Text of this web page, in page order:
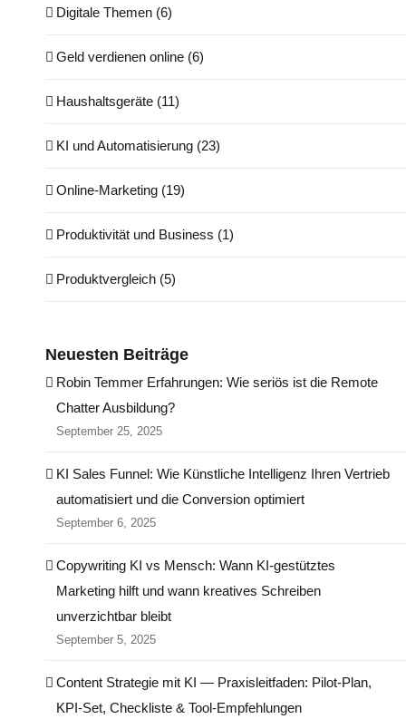
Digitale Themen (6)
Geld verdienen online (6)
Haushaltsgeräte (11)
KI und Automatisierung (23)
Online-Marketing (19)
Produktivität und Business (1)
Produktvergleich (5)
Neuesten Beiträge
Robin Temmer Erfahrungen: Wie seriös ist die Remote
Chatter Ausbildung?
September 25, 2025
KI Sales Funnel: Wie Künstliche Intelligenz Ihren Vertrieb
automatisiert und die Conversion optimiert
September 6, 2025
Copywriting KI vs Mensch: Wann KI-gestütztes
Marketing hilft und wann kreatives Schreiben
unverzichtbar bleibt
September 5, 2025
Content Strategie mit KI — Praxisleitfaden: Pilot‑Plan,
KPI‑Set, Checkliste & Tool‑Empfehlungen